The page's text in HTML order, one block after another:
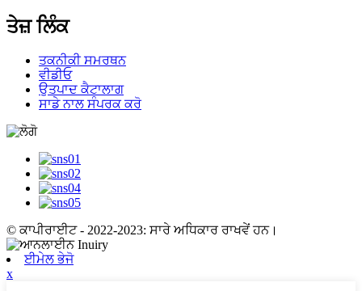
ਤੇਜ਼ ਲਿੰਕ
ਤਕਨੀਕੀ ਸਮਰਥਨ
ਵੀਡੀਓ
ਉਤਪਾਦ ਕੈਟਾਲਾਗ
ਸਾਡੇ ਨਾਲ ਸੰਪਰਕ ਕਰੋ
© ਕਾਪੀਰਾਈਟ - 2022-2023: ਸਾਰੇ ਅਧਿਕਾਰ ਰਾਖਵੇਂ ਹਨ।
ਈਮੇਲ ਭੇਜੋ
x